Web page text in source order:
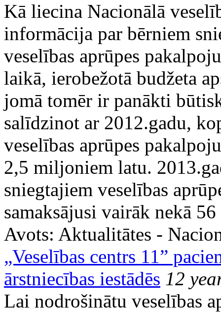
Kā liecina Nacionālā
informācija par bērniem
veselības aprūpes
laikā, ierobežotā budžeta
jomā tomēr ir panākti
salīdzinot ar 2012.gadu,
veselības aprūpes
2,5 miljoniem latu.
sniegtajiem veselības
samaksājusi vairāk nekā
Avots: Aktualitātes -
„Veselības centrs 11”
ārstniecības iestādēs 12
Lai nodrošinātu veselības